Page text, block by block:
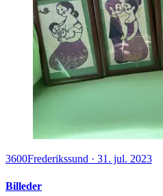
3600Frederikssund · 31. jul. 2023
Billeder